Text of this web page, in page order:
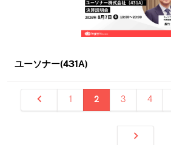
ユーソナー(431A)
1 2 3 4